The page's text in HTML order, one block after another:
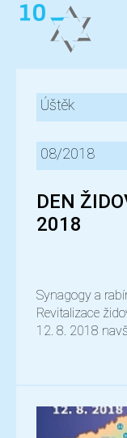
Úštěk
08/2018
DEN
2018
Synagogy a
Revitalizace
12. 8. 2018